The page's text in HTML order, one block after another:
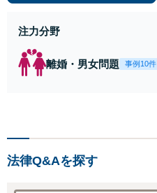
注力分野
離婚・男女問題 事例10件
法律Q&Aを探す